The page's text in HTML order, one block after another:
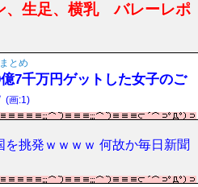
生足、横乳 バレーレポ
とめ
7千万円ゲットした女子のご
(画:1)
を挑発ｗｗｗｗ 何故か毎日新聞